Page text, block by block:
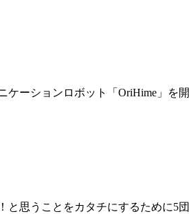
ーションロボット「OriHime」
思うことをカタチにするために